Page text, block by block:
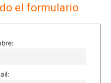
el formulario